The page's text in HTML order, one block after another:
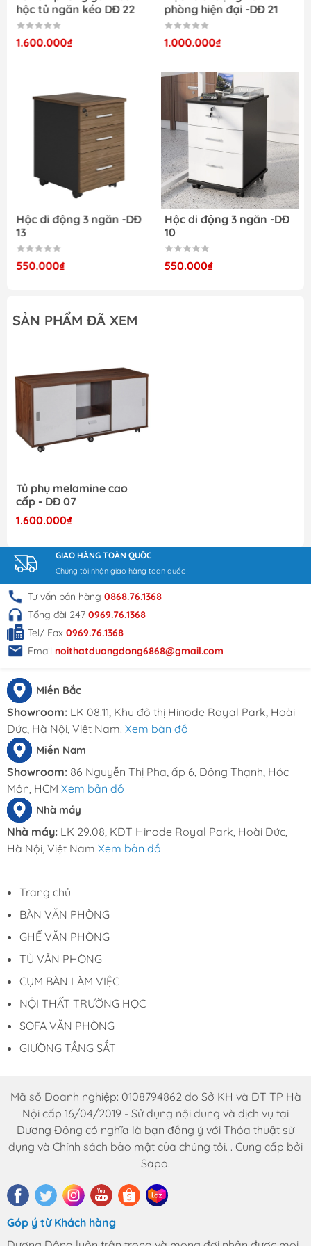
hộc tủ ngăn kéo DĐ 22
1.600.000₫
phòng hiện đại -DĐ 21
1.000.000₫
Hộc di động 3 ngăn -DĐ
13
550.000₫
Hộc di động 3 ngăn -DĐ
10
550.000₫
SẢN PHẨM ĐÃ XEM
Tủ phụ melamine cao
cấp - DĐ 07
1.600.000₫
GIAO HÀNG TOÀN QUỐC
Chúng tôi nhận giao hàng toàn quốc
Tư vấn bán hàng 0868.76.1368
Tổng đài 247 0969.76.1368
Tel/ Fax 0969.76.1368
Email noithatduongdong6868@gmail.com
Miền Bắc
Showroom: LK 08.11, Khu đô thị Hinode Royal Park, Hoài
Đức, Hà Nội, Việt Nam. Xem bản đồ
Miền Nam
Showroom: 86 Nguyễn Thị Pha, ấp 6, Đông Thạnh, Hóc
Môn, HCM Xem bản đồ
Nhà máy
Nhà máy: LK 29.08, KĐT Hinode Royal Park, Hoài Đức,
Hà Nội, Việt Nam Xem bản đồ
Trang chủ
BÀN VĂN PHÒNG
GHẾ VĂN PHÒNG
TỦ VĂN PHÒNG
CỤM BÀN LÀM VIỆC
NỘI THẤT TRƯỜNG HỌC
SOFA VĂN PHÒNG
GIƯỜNG TẦNG SẮT
Mã số Doanh nghiệp: 0108794862 do Sở KH và ĐT TP Hà
Nội cấp 16/04/2019 - Sử dụng nội dung và dịch vụ tại
Dương Đông có nghĩa là bạn đồng ý với Thỏa thuật sử
dụng và Chính sách bảo mật của chúng tôi. . Cung cấp bởi
Sapo.
Góp ý từ Khách hàng